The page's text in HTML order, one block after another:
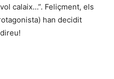
calaix…”. Feliçment, els
han decidit